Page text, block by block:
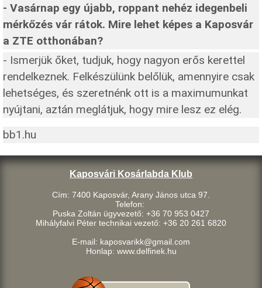
- Vasárnap egy újabb, roppant nehéz idegenbeli
mérkőzés vár rátok. Mire lehet képes a Kaposvár
a ZTE otthonában?
- Ismerjük őket, tudjuk, hogy nagyon erős kerettel
rendelkeznek. Felkészülünk belőlük, amennyire csak
lehetséges, és szeretnénk ott is a maximumunkat
nyújtani, aztán meglátjuk, hogy mire lesz ez elég.
bb1.hu
Kaposvári Kosárlabda Klub
Cím: 7400 Kaposvár, Arany János utca 97.
Telefon:
Puska Zoltán ügyvezető: +36 70 953 0427
Mihályfalvi Péter technikai vezető: +36 20 261 6820
E-mail: kaposvarikk@gmail.com
Honlap: www.delfinek.hu